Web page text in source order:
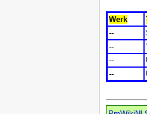
Werk
--
--
--
--